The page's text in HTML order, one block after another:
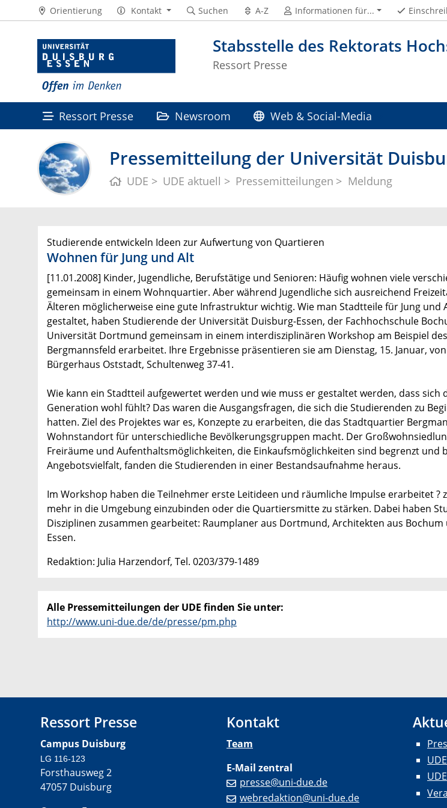
Stabsstelle des Rektorats
Ressort Presse
Orientierung Kontakt Suchen A-Z Informationen für...
Ressort Presse Newsroom Web & Social-Media
Pressemitteilung der Universität
UDE UDE aktuell Pressemitteilungen Meldung
Studierende entwickeln Ideen zur Aufwertung von Quartieren
Wohnen für Jung und Alt
[11.01.2008] Kinder, Jugendliche, Berufstätige und Senioren: Häufig wohnen viele
gemeinsam in einem Wohnquartier. Aber während Jugendliche sich ausreichend
Älteren möglicherweise eine gute Infrastruktur wichtig. Wie man Stadtteile für Jung
gestaltet, haben Studierende der Universität Duisburg-Essen, der Fachhochschule
Universität Dortmund gemeinsam in einem interdisziplinären Workshop am Beispiel
Bergmannsfeld erarbeitet. Ihre Ergebnisse präsentieren sie am Dienstag, 15. Januar,
Bürgerhaus Oststadt, Schultenweg 37-41.
Wie kann ein Stadtteil aufgewertet werden und wie muss er gestaltet werden, dass
Generation wohl fühlt? Das waren die Ausgangsfragen, die sich die Studierenden zu
hatten. Ziel des Projektes war es, Konzepte zu erarbeiten, die das Stadtquartier
Wohnstandort für unterschiedliche Bevölkerungsgruppen macht. Der
Freiräume und Aufenthaltsmöglichkeiten, die Einkaufsmöglichkeiten sind begrenzt und
Angebotsvielfalt, fanden die Studierenden in einer Bestandsaufnahme heraus.
Im Workshop haben die Teilnehmer erste Leitideen und räumliche Impulse erarbeitet ?
mehr in die Umgebung einzubinden oder die Quartiersmitte zu stärken. Dabei haben
Disziplinen zusammen gearbeitet: Raumplaner aus Dortmund, Architekten aus
Essen.
Redaktion: Julia Harzendorf, Tel. 0203/379-1489
Alle Pressemitteilungen der UDE finden Sie unter:
http://www.uni-due.de/de/presse/pm.php
Ressort Presse
Campus Duisburg
LG 116-123
Forsthausweg 2
47057 Duisburg
Kontakt
Team
E-Mail zentral
presse@uni-due.de
webredaktion@uni-due.de